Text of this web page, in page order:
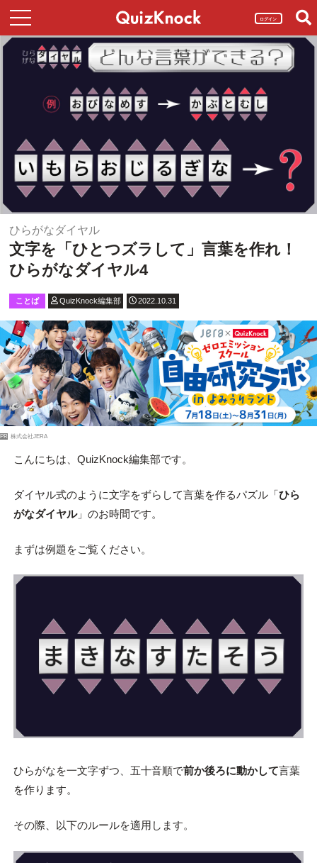
ログイン
ひらがなダイヤル
文字を「ひとつズラして」言葉を作れ！
ひらがなダイヤル4
ことば QuizKnock編集部 2022.10.31
PR 株式会社JERA
こんにちは、QuizKnock編集部です。
ダイヤル式のように文字をずらして言葉を作るパズル「ひら
がなダイヤル」のお時間です。
まずは例題をご覧ください。
ひらがなを一文字ずつ、五十音順で前か後ろに動かして言葉
を作ります。
その際、以下のルールを適用します。